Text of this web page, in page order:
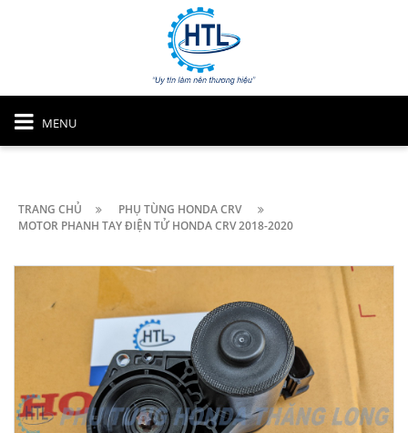
MENU
TRANG CHỦ
PHỤ TÙNG HONDA CRV
MOTOR PHANH TAY ĐIỆN TỬ HONDA CRV 2018-2020